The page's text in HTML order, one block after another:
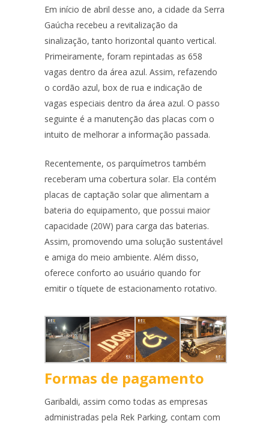
Em início de abril desse ano, a cidade da Serra
Gaúcha recebeu a revitalização da
sinalização, tanto horizontal quanto vertical.
Primeiramente, foram repintadas as 658
vagas dentro da área azul. Assim, refazendo
o cordão azul, box de rua e indicação de
vagas especiais dentro da área azul. O passo
seguinte é a manutenção das placas com o
intuito de melhorar a informação passada.
Recentemente, os parquímetros também
receberam uma cobertura solar. Ela contém
placas de captação solar que alimentam a
bateria do equipamento, que possui maior
capacidade (20W) para carga das baterias.
Assim, promovendo uma solução sustentável
e amiga do meio ambiente. Além disso,
oferece conforto ao usuário quando for
emitir o tíquete de estacionamento rotativo.
Formas de pagamento
Garibaldi, assim como todas as empresas
administradas pela Rek Parking, contam com